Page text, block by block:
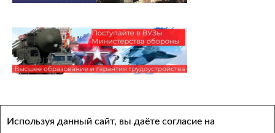
Архивы
Выберите месяц
Используя данный сайт, вы даёте согласие на